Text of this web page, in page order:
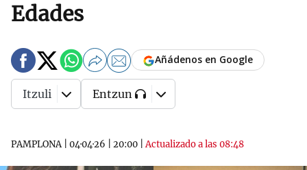
Edades
PAMPLONA| 04·04·26 20:00 |Actualizado a las 08:48
Añádenos en Google
Itzuli Entzun